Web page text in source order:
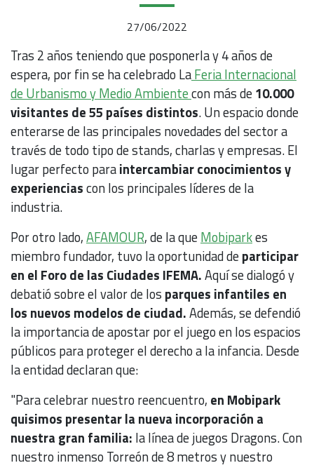
27/06/2022
Tras 2 años teniendo que posponerla y 4 años de
espera, por fin se ha celebrado LaFeria Internacional
de Urbanismo y Medio Ambientecon más de10.000
visitantes de 55 países distintos. Un espacio donde
enterarse de las principales novedades del sector a
través de todo tipo de stands, charlas y empresas. El
lugar perfecto paraintercambiar conocimientos y
experienciascon los principales líderes de la
industria.
Por otro lado,AFAMOUR, de la queMobiparkes
miembro fundador, tuvo la oportunidad departicipar
en el Foro de las Ciudades IFEMA.Aquí se dialogó y
debatió sobre el valor de los parques infantiles en
los nuevos modelos de ciudad.Además, se defendió
la importancia de apostar por el juego en los espacios
públicos para proteger el derecho a la infancia. Desde
la entidad declaran que:
"Para celebrar nuestro reencuentro, en Mobipark
quisimos presentar la nueva incorporación a
nuestra gran familia: la línea de juegos Dragons. Con
nuestro inmenso Torreón de 8 metros y nuestro